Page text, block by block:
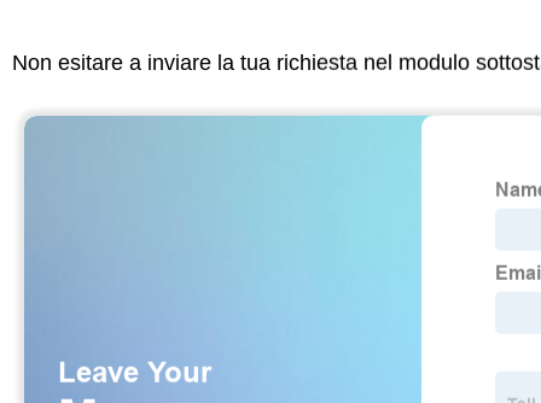
Non esitare a inviare la tua richiesta nel modulo